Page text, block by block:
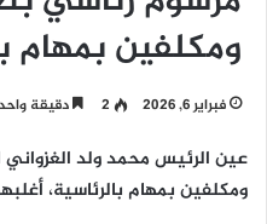
ومكلفين بمهام
فبراير 6, 2026 2 دقيقة
ومكلفين بمهام بالرئاسية،